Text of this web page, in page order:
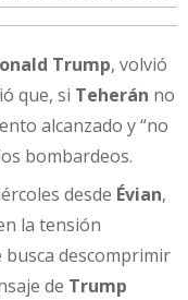
Trump, volvió
que, si Teherán no
alcanzado y “no
bombardeos.
desde Évian,
la tensión
descomprimir
de Trump